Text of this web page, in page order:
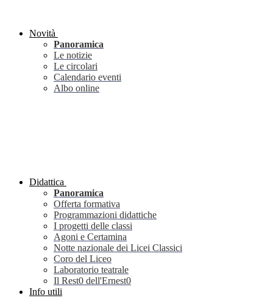
Novità
Panoramica
Le notizie
Le circolari
Calendario eventi
Albo online
Didattica
Panoramica
Offerta formativa
Programmazioni didattiche
I progetti delle classi
Agoni e Certamina
Notte nazionale dei Licei Classici
Coro del Liceo
Laboratorio teatrale
Il Rest0 dell'Ernest0
Info utili